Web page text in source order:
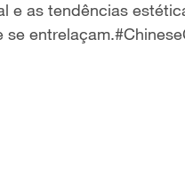
e as tendências
se entrelaçam